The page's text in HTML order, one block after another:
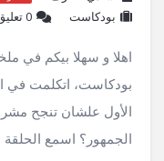
بودكاست
‫0 تعليق
بودكاست، اتكلمت في
الأول علشان تنجح
الجمهور؟ اسمع الحلقة